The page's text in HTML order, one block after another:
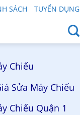
SÁCH TUYỂN DỤNG
Chiếu
Sửa Máy Chiếu
Chiếu Quận 1